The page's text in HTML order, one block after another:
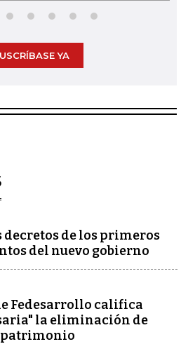
YA
decretos de los primeros
del nuevo gobierno
Fedesarrollo califica
la eliminación de
patrimonio